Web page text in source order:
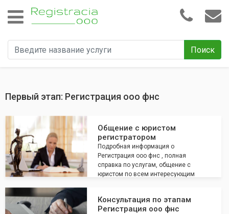
Поиск
Первый этап: Регистрация ооо фнс
Общение с юристом
регистратором
Подробная информация о
Регистрация ооо фнс , полная
справка по услугам, общение с
юристом по всем интересующим
Консультация по этапам
Регистрация ооо фнс